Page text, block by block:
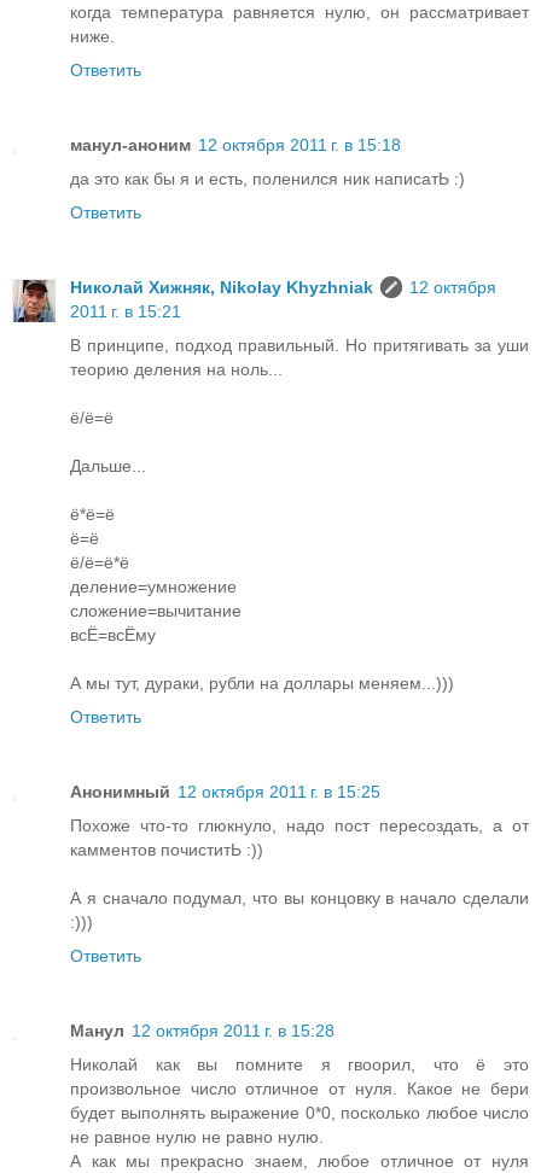
когда температура равняется нулю, он рассматривает
ниже.
Ответить
манул-аноним 12 октября 2011 г. в 15:18
да это как бы я и есть, поленился ник написатЬ :)
Ответить
Николай Хижняк, Nikolay Khyzhniak
12 октября
2011 г. в 15:21
В принципе, подход правильный. Но притягивать за уши
теорию деления на ноль...
ё/ё=ё
Дальше...
ё*ё=ё
ё=ё
ё/ё=ё*ё
деление=умножение
сложение=вычитание
всЁ=всЁму
А мы тут, дураки, рубли на доллары меняем...)))
Ответить
Анонимный 12 октября 2011 г. в 15:25
Похоже что-то глюкнуло, надо пост пересоздать, а от
камментов почиститЬ :))
А я сначало подумал, что вы концовку в начало сделали
:)))
Ответить
Манул 12 октября 2011 г. в 15:28
Николай как вы помните я гвоорил, что ё это
произвольное число отличное от нуля. Какое не бери
будет выполнять выражение 0*0, посколько любое число
не равное нулю не равно нулю.
А как мы прекрасно знаем, любое отличное от нуля